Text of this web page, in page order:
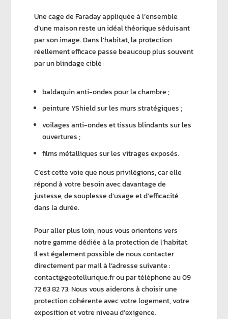
Unecage de Faraday appliquée à l’ensemble
d’une maisonreste un idéal théorique séduisant
par son image. Dans l’habitat, la protection
réellement efficace passe beaucoup plus souvent
par unblindage ciblé:
baldaquin anti-ondespour la chambre ;
peinture YShieldsur les murs stratégiques ;
voilages anti-ondesettissus blindantssur les
ouvertures ;
films métalliquessur les vitrages exposés.
C’est cette voie que nous privilégions, car elle
répond à votre besoin avec davantage de
justesse, de souplesse d’usage et d’efficacité
dans la durée.
Pour aller plus loin, nous vous orientons vers
notre gamme dédiée à laprotection de l’habitat.
Il est également possible de nous contacter
directement par mail à l’adresse suivante :
contact@geotellurique.frou par téléphone au 09
72 63 82 73. Nous vous aiderons à choisir une
protection cohérente avec votre logement, votre
exposition et votre niveau d’exigence.